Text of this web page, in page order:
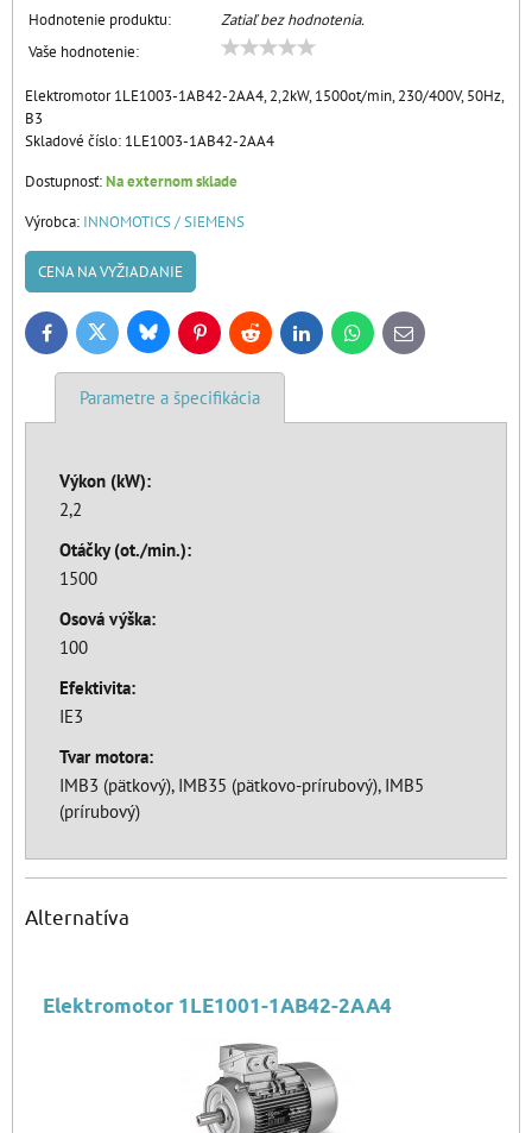
Hodnotenie produktu:
Zatiaľ bez hodnotenia.
Vaše hodnotenie:
Elektromotor 1LE1003-1AB42-2AA4, 2,2kW, 1500ot/min, 230/400V, 50Hz,
B3
Skladové číslo: 1LE1003-1AB42-2AA4
Dostupnosť:Na externom sklade
Výrobca: INNOMOTICS / SIEMENS
CENA NA VYŽIADANIE
FacebookTwitter BlueskyPinterestReddit LinkedInWhatsApp
E-
mail
Parametre a špecifikácia
Výkon (kW):
2,2
Otáčky (ot./min.):
1500
Osová výška:
100
Efektivita:
IE3
Tvar motora:
IMB3 (pätkový), IMB35 (pätkovo-prírubový), IMB5
(prírubový)
Alternatíva
Elektromotor 1LE1001-1AB42-2AA4